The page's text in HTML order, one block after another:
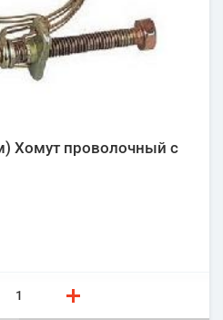
Хомут проволочный с